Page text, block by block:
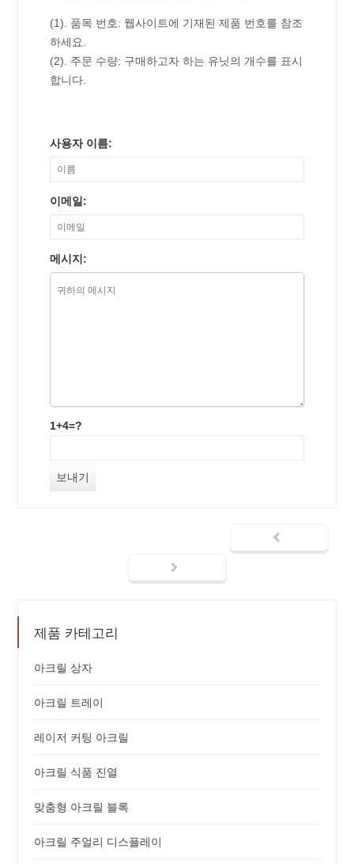
(1). 품목 번호: 웹사이트에 기재된 제품 번호를 참조
하세요.
(2). 주문 수량: 구매하고자 하는 유닛의 개수를 표시
합니다.
사용자 이름:
이메일:
메시지:
1+4=?
제품 카테고리
아크릴 상자
아크릴 트레이
레이저 커팅 아크릴
아크릴 식품 진열
맞춤형 아크릴 블록
아크릴 주얼리 디스플레이